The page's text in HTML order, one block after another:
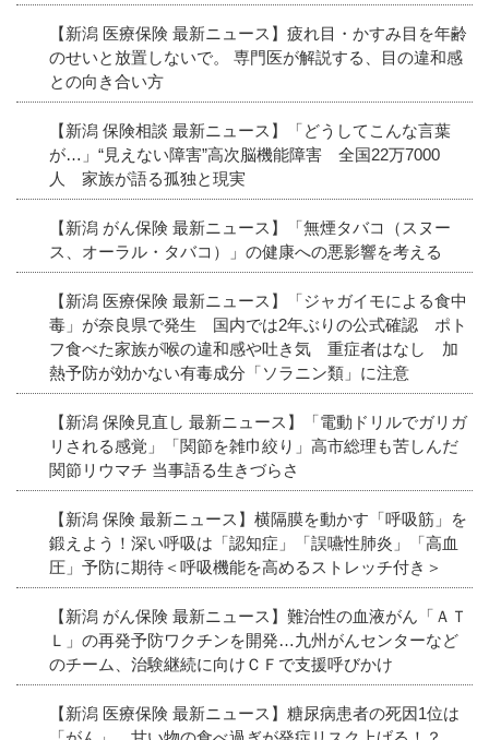
【新潟 医療保険 最新ニュース】疲れ目・かすみ目を年齢
のせいと放置しないで。 専門医が解説する、目の違和感
との向き合い方
【新潟 保険相談 最新ニュース】「どうしてこんな言葉
が…」“見えない障害”高次脳機能障害 全国22万7000
人 家族が語る孤独と現実
【新潟 がん保険 最新ニュース】「無煙タバコ（スヌー
ス、オーラル・タバコ）」の健康への悪影響を考える
【新潟 医療保険 最新ニュース】「ジャガイモによる食中
毒」が奈良県で発生 国内では2年ぶりの公式確認 ポト
フ食べた家族が喉の違和感や吐き気 重症者はなし 加
熱予防が効かない有毒成分「ソラニン類」に注意
【新潟 保険見直し 最新ニュース】「電動ドリルでガリガ
リされる感覚」「関節を雑巾絞り」高市総理も苦しんだ
関節リウマチ 当事語る生きづらさ
【新潟 保険 最新ニュース】横隔膜を動かす「呼吸筋」を
鍛えよう！深い呼吸は「認知症」「誤嚥性肺炎」「高血
圧」予防に期待＜呼吸機能を高めるストレッチ付き＞
【新潟 がん保険 最新ニュース】難治性の血液がん「ＡＴ
Ｌ」の再発予防ワクチンを開発…九州がんセンターなど
のチーム、治験継続に向けＣＦで支援呼びかけ
【新潟 医療保険 最新ニュース】糖尿病患者の死因1位は